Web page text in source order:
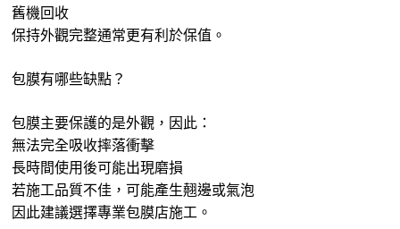
舊機回收
保持外觀完整通常更有利於保值。
包膜有哪些缺點？
包膜主要保護的是外觀，因此：
無法完全吸收摔落衝擊
長時間使用後可能出現磨損
若施工品質不佳，可能產生翹邊或氣泡
因此建議選擇專業包膜店施工。